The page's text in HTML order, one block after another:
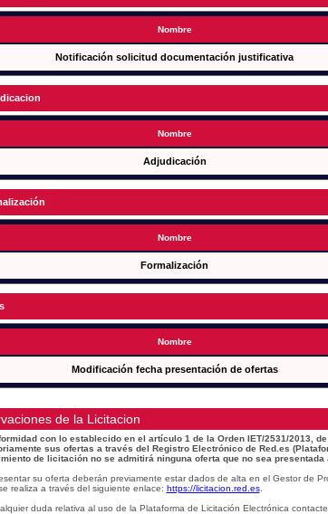
Nombre
Notificación solicitud documentación justificativa
Nombre
Adjudicación
Nombre
Formalización
Nombre
Modificación fecha presentación de ofertas
de la Licitacion
con lo establecido en el artículo 1 de la Orden IET/2531/2013,
sus ofertas a través del Registro Electrónico de Red.es
de licitación no se admitirá ninguna oferta que no sea
su oferta deberán previamente estar dados de alta en el Gestor de
realiza a través del siguiente enlace: https://licitacion.red.es.
duda relativa al uso de la Plataforma de Licitación Electrónica